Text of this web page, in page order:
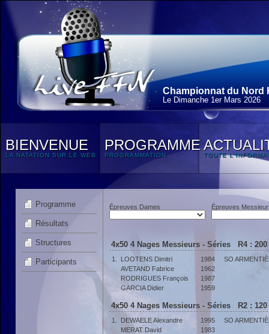
Championnat du Nord
Le Dimanche 1erMars 2026
BIENVENUE
LA NATATION SUR LE WEB
PROGRAMME
PROGRAMMATION TOUTE
Programme
Résultats
Structures
Participants
Épreuves Dames Épreuves
4x50 4 Nages Messieurs - Séries R4 :
1. LOOTENS Dimitri 1984
SO
AVETAND Fabrice
1962
RODRIGUES François
1987
GARCIA Didier
1959
4x50 4 Nages Messieurs - Séries R2 :
1. DEWAELE Alexandre 1995
SO
MERAT David
1983